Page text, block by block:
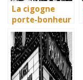
La cigogne
porte-bonheur
: que dit la
légende ? Son
influence dans
la littérature
enfantine